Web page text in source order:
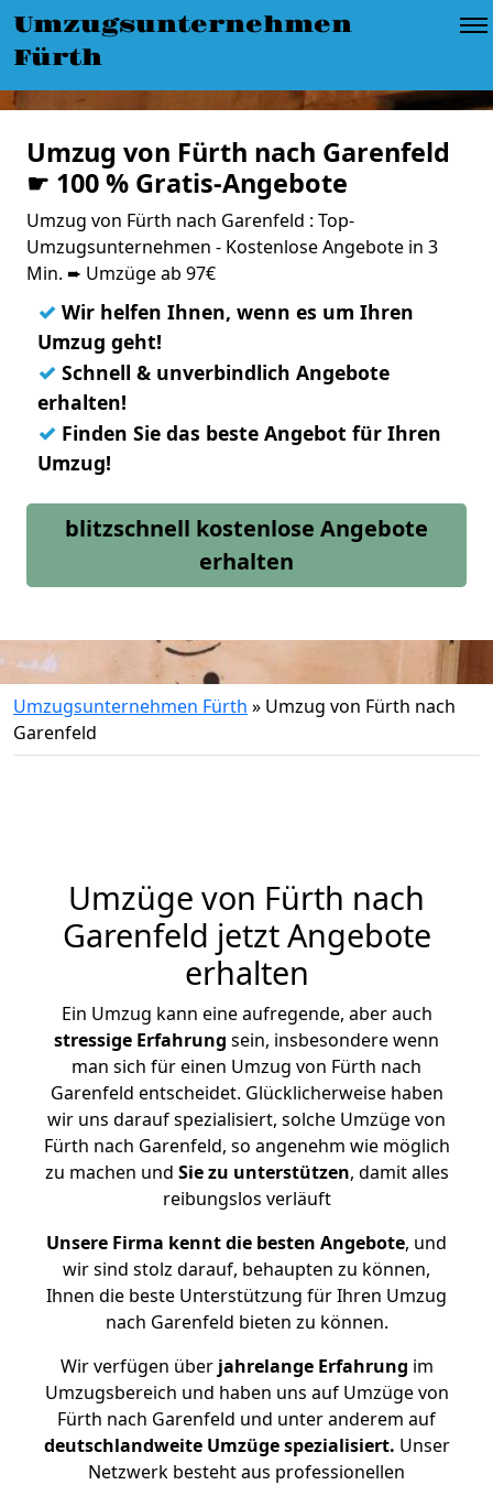
Umzugsunternehmen
Fürth
Umzug von Fürth nach Garenfeld
☛ 100 % Gratis-Angebote
Umzug von Fürth nach Garenfeld : Top-
Umzugsunternehmen - Kostenlose Angebote in 3
Min. ➨ Umzüge ab 97€
✓ Wir helfen Ihnen, wenn es um Ihren
Umzug geht!
✓ Schnell & unverbindlich Angebote
erhalten!
✓ Finden Sie das beste Angebot für Ihren
Umzug!
blitzschnell kostenlose Angebote
erhalten
Umzugsunternehmen Fürth » Umzug von Fürth nach
Garenfeld
Umzüge von Fürth nach
Garenfeld jetzt Angebote
erhalten
Ein Umzug kann eine aufregende, aber auch
stressige Erfahrung sein, insbesondere wenn
man sich für einen Umzug von Fürth nach
Garenfeld entscheidet. Glücklicherweise haben
wir uns darauf spezialisiert, solche Umzüge von
Fürth nach Garenfeld, so angenehm wie möglich
zu machen und Sie zu unterstützen, damit alles
reibungslos verläuft
Unsere Firma kennt die besten Angebote, und
wir sind stolz darauf, behaupten zu können,
Ihnen die beste Unterstützung für Ihren Umzug
nach Garenfeld bieten zu können.
Wir verfügen überjahrelange Erfahrung im
Umzugsbereich und haben uns auf Umzüge von
Fürth nach Garenfeld und unter anderem auf
deutschlandweite Umzüge spezialisiert. Unser
Netzwerk besteht aus professionellen